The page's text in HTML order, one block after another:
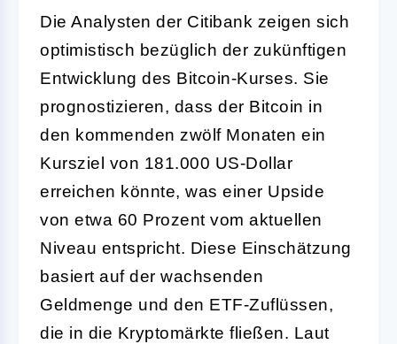
Die Analysten der Citibank zeigen sich
optimistisch bezüglich der zukünftigen
Entwicklung des Bitcoin-Kurses. Sie
prognostizieren, dass der Bitcoin in
den kommenden zwölf Monaten ein
Kursziel von 181.000 US-Dollar
erreichen könnte, was einer Upside
von etwa 60 Prozent vom aktuellen
Niveau entspricht. Diese Einschätzung
basiert auf der wachsenden
Geldmenge und den ETF-Zuflüssen,
die in die Kryptomärkte fließen. Laut